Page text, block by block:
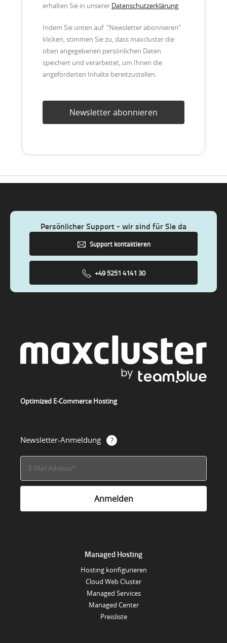
erhalten Sie in unserer Datenschutzerklärung.
Indem Sie unten auf "Newsletter abonnieren”
klicken, stimmen Sie zu, dass maxcluster die
oben angegebenen persönlichen Daten
speichert und verarbeitet, um Ihnen die
angeforderten Inhalte bereitzustellen.
Persönlicher Support - wir sind für Sie da
Support kontaktieren
+49 5251 4141 30
Optimized E-Commerce Hosting
Newsletter-Anmeldung
Managed Hosting
Hosting konfigurieren
Cloud Web Cluster
Managed Services
Managed Center
Preisliste